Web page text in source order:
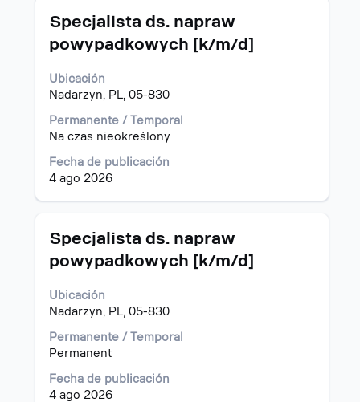
Título
Specjalista ds. napraw
powypadkowych [k/m/d]
Ubicación
Nadarzyn, PL, 05-830
Permanente / Temporal
Na czas nieokreślony
Fecha de publicación
4 ago 2026
Utilice
barra
para
ver
el
contenido
de
la
Título
Specjalista ds. napraw
powypadkowych [k/m/d]
Ubicación
Nadarzyn, PL, 05-830
Permanente / Temporal
Permanent
Fecha de publicación
4 ago 2026
Utilice
barra
para
ver
el
contenido
de
la